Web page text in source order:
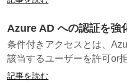
Azure AD への認証を強
条件付きアクセスとは、
該当するユーザーを許可or
記事を読む